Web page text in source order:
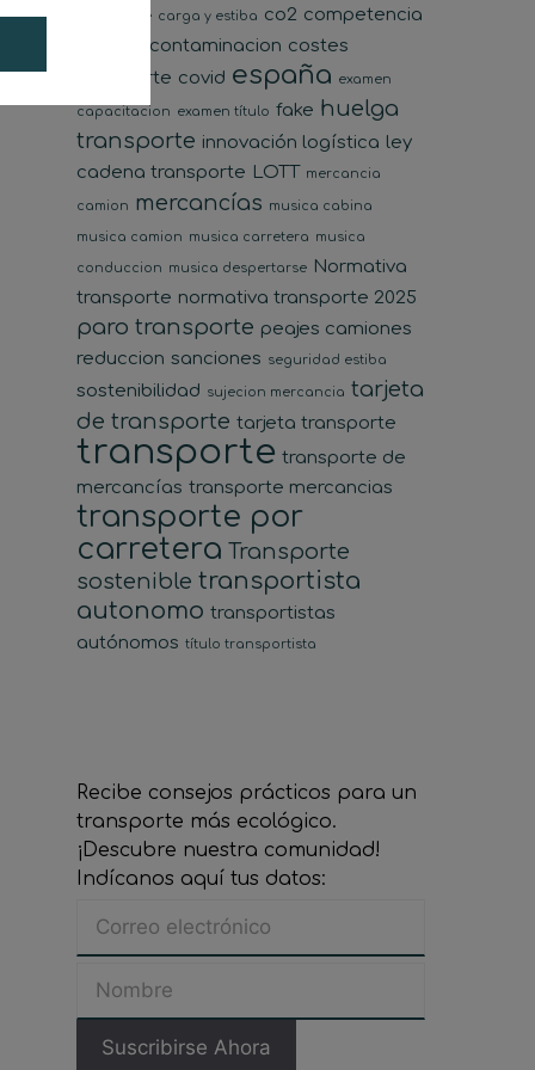
transporte carga y estiba co2 competencia
contaminacion costes
transporte covid españa examen
capacitacion examen título fake huelga
transporte innovación logística ley
cadena transporte LOTT mercancia
camion mercancías musica cabina
musica camion musica carretera musica
conduccion musica despertarse
Normativa
transporte normativa transporte 2025
paro transporte peajes camiones
reduccion sanciones seguridad estiba
sostenibilidad sujecion mercancia tarjeta
de transporte tarjeta transporte
transporte transporte de
mercancías transporte mercancias
transporte por
carretera Transporte
sostenible transportista
autonomo transportistas
autónomos título transportista
Recibe consejos prácticos para un
transporte más ecológico.
¡Descubre nuestra comunidad!
Indícanos aquí tus datos: